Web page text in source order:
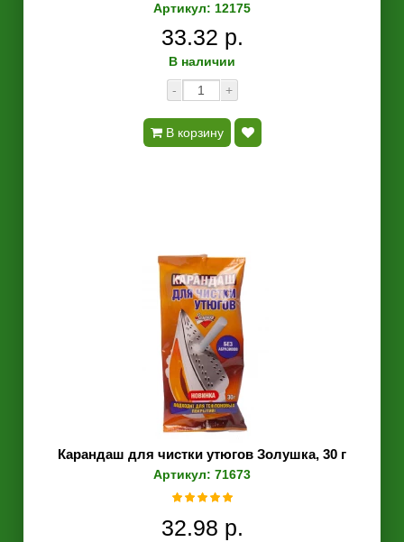
Артикул: 12175
33.32 р.
В наличии
-
+
В корзину
Карандаш для чистки утюгов Золушка, 30 г
Артикул: 71673
32.98 р.